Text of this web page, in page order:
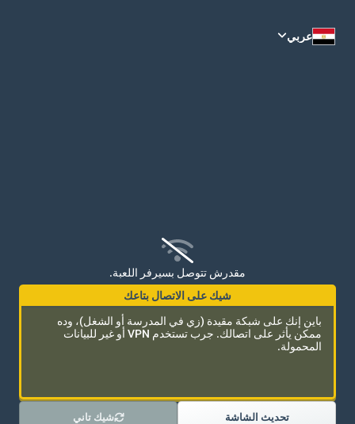
عربي
مقدرش تتوصل بسيرفر اللعبة.
شيك على الاتصال بتاعك
باين إنك على شبكة مقيدة (زي في المدرسة أو الشغل)، وده
ممكن يأثر على اتصالك. جرب تستخدم VPN أو غير للبيانات
المحمولة.
تحديث الشاشة شيك تاني
مفيش رسايل